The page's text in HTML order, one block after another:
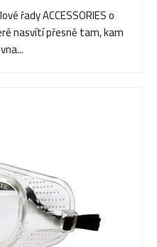
řady ACCESSORIES o
nasvítí přesně tam, kam